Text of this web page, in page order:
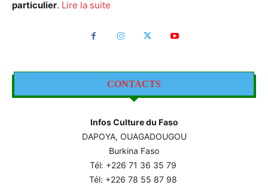
particulier. Lire la suite
CONTACTS
Infos Culture du Faso
DAPOYA, OUAGADOUGOU
Burkina Faso
Tél: +226 71 36 35 79
Tél: +226 78 55 87 98